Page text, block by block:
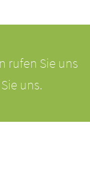
rufen Sie uns
Sie uns.